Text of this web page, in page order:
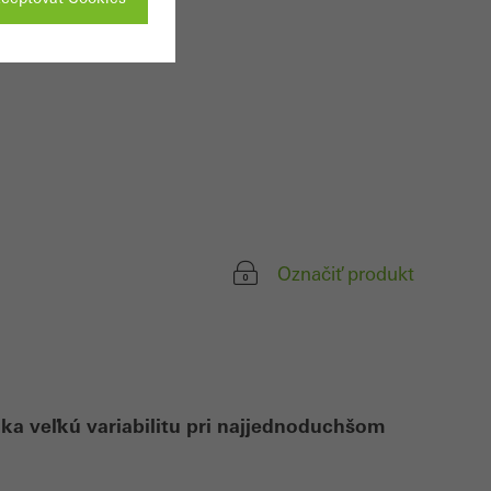
Označiť produkt
veľkú variabilitu pri najjednoduchšom
optimalizovať
reklamy.